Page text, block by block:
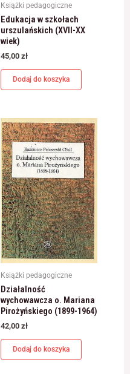
Książki pedagogiczne
Edukacja w szkołach
urszulańskich (XVII-XX
wiek)
45,00 zł
Dodaj do koszyka
Książki pedagogiczne
Działalność
wychowawcza o. Mariana
Pirożyńskiego (1899-1964)
42,00 zł
Dodaj do koszyka